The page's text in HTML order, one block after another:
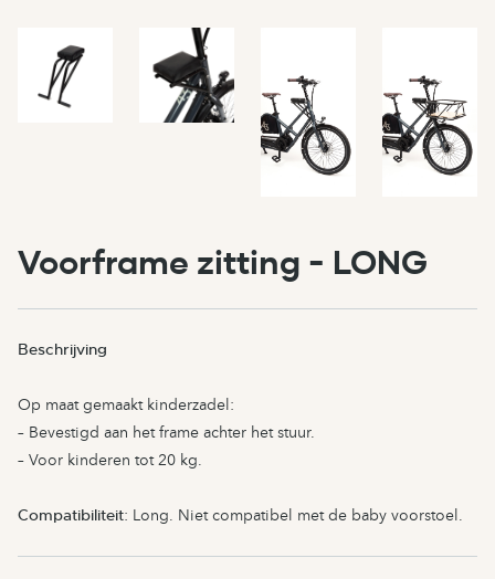
Voorframe zitting - LONG
Beschrijving
Op maat gemaakt kinderzadel:
– Bevestigd aan het frame achter het stuur.
– Voor kinderen tot 20 kg.
Compatibiliteit: Long. Niet compatibel met de baby voorstoel.